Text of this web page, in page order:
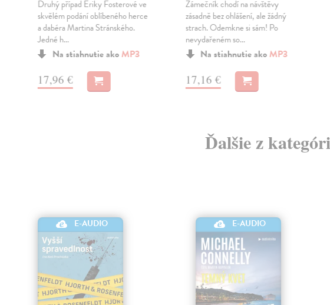
Druhý případ Eriky Fosterové ve
skvělém podání oblíbeného herce
a dabéra Martina Stránského.
Jedné h...
Na stiahnutie akoMP3
17,96 €
Zámečník chodí na návštěvy
zásadně bez ohlášení, ale žádný
strach. Odemkne si sám! Po
nevydařeném so...
Na stiahnutie akoMP3
17,16 €
Ďalšie z
E-AUDIO E-AUDIO